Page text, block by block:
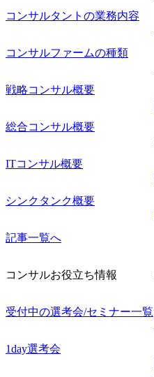
コンサルタントの業務内容
コンサルファームの種類
戦略コンサル概要
総合コンサル概要
ITコンサル概要
シンクタンク概要
記事一覧へ
コンサルお役立ち情報
受付中の選考会/セミナー一覧
1day選考会